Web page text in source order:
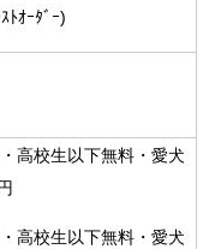
ｵｰﾀﾞｰ)
高校生以下無料・愛犬
高校生以下無料・愛犬